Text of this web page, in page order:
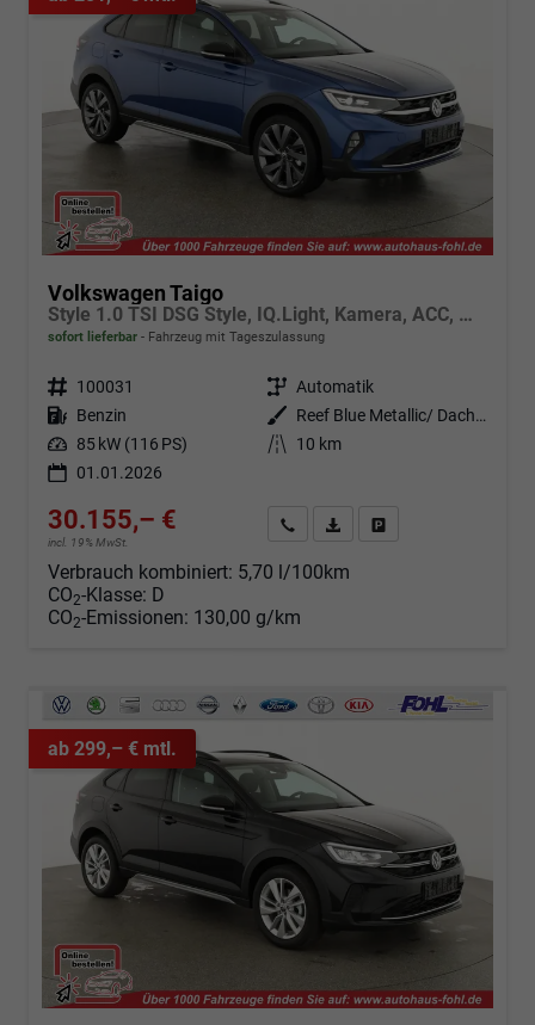
Volkswagen Taigo
Style 1.0 TSI DSG Style, IQ.Light, Kamera, ACC, Winter, 18-Zoll, 3 J.-Garantie
sofort lieferbar Fahrzeug mit Tageszulassung
Fahrzeugnr. 100031 Getriebe Automatik
Kraftstoff Benzin Außenfarbe
Reef Blue Metallic/ Dach Schwarz
Leistung 85 kW (116 PS) Kilometerstand
10 km
01.01.2026
30.155,– €
incl. 19% MwSt.
Angebot anfordern
Fahrzeugexpose (PDF)
Verbrauch kombiniert: 5,70 l/100km
CO2-Klasse: D
CO2-Emissionen: 130,00 g/km
ab 299,– € mtl.